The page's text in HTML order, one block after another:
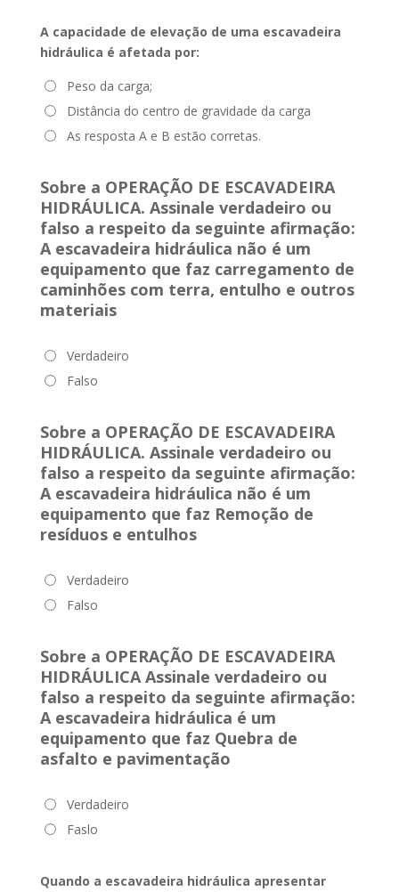
A capacidade de elevação de uma escavadeira
hidráulica é afetada por:
Peso da carga;
Distância do centro de gravidade da carga
As resposta A e B estão corretas.
Sobre a OPERAÇÃO DE ESCAVADEIRA
HIDRÁULICA. Assinale verdadeiro ou
falso a respeito da seguinte afirmação:
A escavadeira hidráulica não é um
equipamento que faz carregamento de
caminhões com terra, entulho e outros
materiais
Verdadeiro
Falso
Sobre a OPERAÇÃO DE ESCAVADEIRA
HIDRÁULICA. Assinale verdadeiro ou
falso a respeito da seguinte afirmação:
A escavadeira hidráulica não é um
equipamento que faz Remoção de
resíduos e entulhos
Verdadeiro
Falso
Sobre a OPERAÇÃO DE ESCAVADEIRA
HIDRÁULICA Assinale verdadeiro ou
falso a respeito da seguinte afirmação:
A escavadeira hidráulica é um
equipamento que faz Quebra de
asfalto e pavimentação
Verdadeiro
Faslo
Quando a escavadeira hidráulica apresentar